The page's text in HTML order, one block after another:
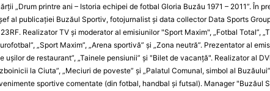
„Drum printre ani – Istoria echipei de fotbal Gloria Buzău 1971 – 2011”. În
al publicaţiei Buzăul Sportiv, fotojurnalist şi data collector Data Sports
Realizator TV şi moderator al emisiunilor "Sport Maxim", „Fotbal Total”,
„Sport Maxim”, „Arena sportivă” şi „Zona neutră”. Prezentator al
uşilor de restaurant”, „Tainele pensiunii” şi "Bilet de vacanţă". Realizator al
la Ciuta”, „Meciuri de poveste” şi „Palatul Comunal, simbol al
sportive comentate (din fotbal, handbal şi futsal). Manager "Buzăul